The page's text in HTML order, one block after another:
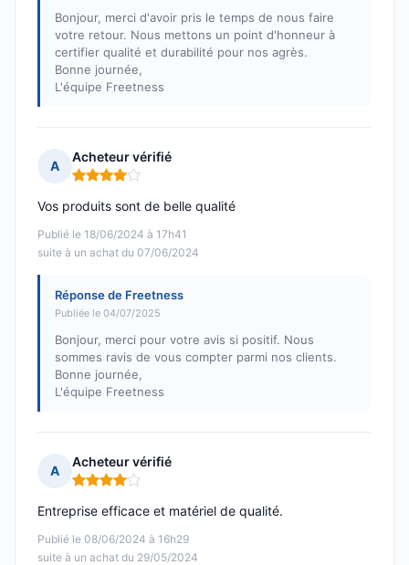
Bonjour, merci d'avoir pris le temps de nous faire
votre retour. Nous mettons un point d'honneur à
certifier qualité et durabilité pour nos agrès.
Bonne journée,
L'équipe Freetness
A
Acheteur vérifié
Note : 4 sur 5
Publié le 18/06/2024 à 17h41
suite à un achat du 07/06/2024
Vos produits sont de belle qualité
Réponse de Freetness
Publiée le 04/07/2025
Bonjour, merci pour votre avis si positif. Nous
sommes ravis de vous compter parmi nos clients.
Bonne journée,
L'équipe Freetness
A
Acheteur vérifié
Note : 4 sur 5
Publié le 08/06/2024 à 16h29
suite à un achat du 29/05/2024
Entreprise efficace et matériel de qualité.